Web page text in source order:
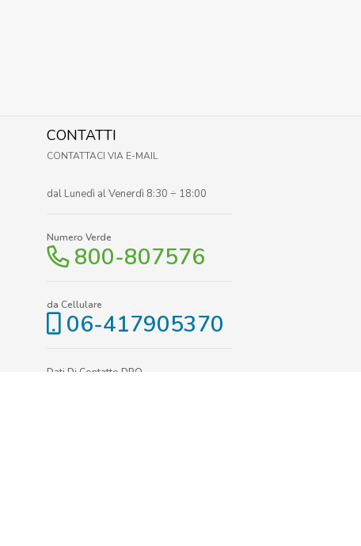
CONTATTI
CONTATTACI VIA E-MAIL
dal Lunedì al Venerdì 8:30 ÷ 18:00
Numero Verde
800-807576
da Cellulare
06-417905370
Dati Di Contatto DPO